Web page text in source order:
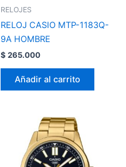
RELOJES
RELOJ CASIO MTP-1183Q-
9A HOMBRE
$ 265.000
Añadir al carrito